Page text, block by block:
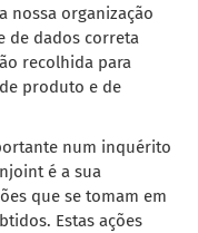
nossa organização
de dados correta
recolhida para
produto e de
num inquérito
é a sua
que se tomam em
Estas ações